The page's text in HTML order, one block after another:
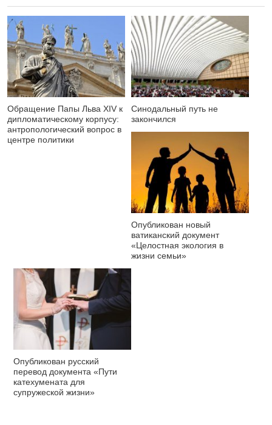
Обращение Папы Льва XIV к
дипломатическому корпусу:
антропологический вопрос в
центре политики
Синодальный путь не
закончился
Опубликован новый
ватиканский документ
«Целостная экология в
жизни семьи»
Опубликован русский
перевод документа «Пути
катехумената для
супружеской жизни»